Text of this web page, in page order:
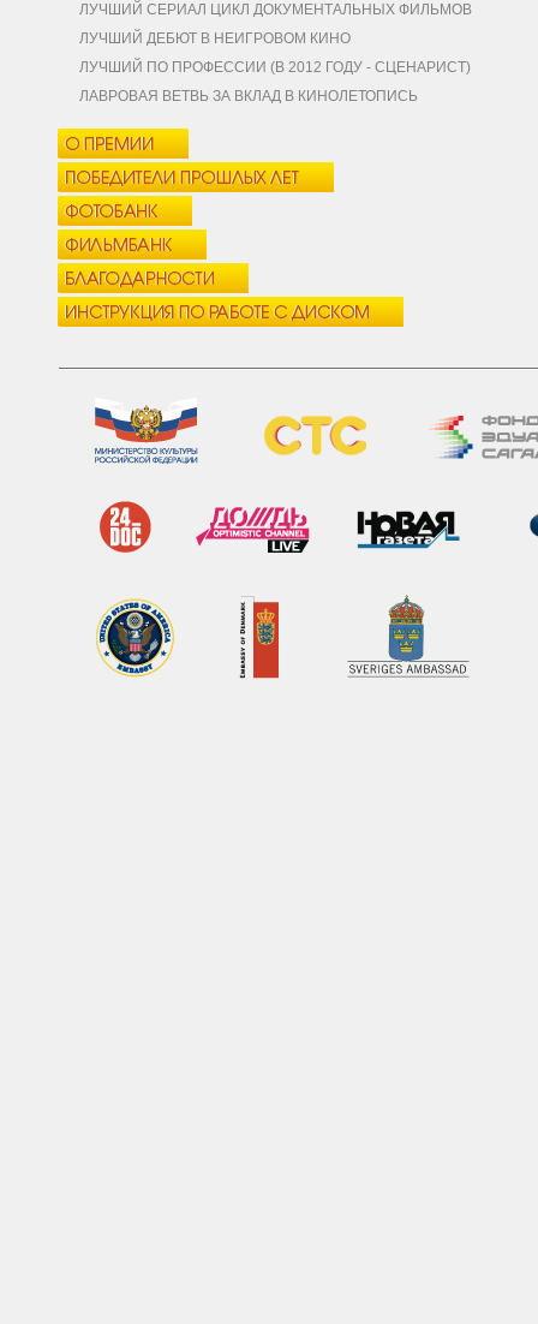
ЛУЧШИЙ СЕРИАЛ ЦИКЛ ДОКУМЕНТАЛЬНЫХ ФИЛЬМОВ
ЛУЧШИЙ ДЕБЮТ В НЕИГРОВОМ КИНО
ЛУЧШИЙ ПО ПРОФЕССИИ (В 2012 ГОДУ - СЦЕНАРИСТ)
ЛАВРОВАЯ ВЕТВЬ ЗА ВКЛАД В КИНОЛЕТОПИСЬ